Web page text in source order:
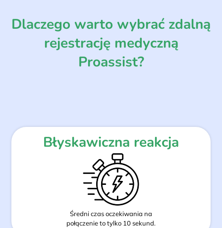
Dlaczego warto wybrać zdalną
rejestrację medyczną
Proassist?
Błyskawiczna reakcja
Średni czas oczekiwania na
połączenie to tylko 10 sekund.